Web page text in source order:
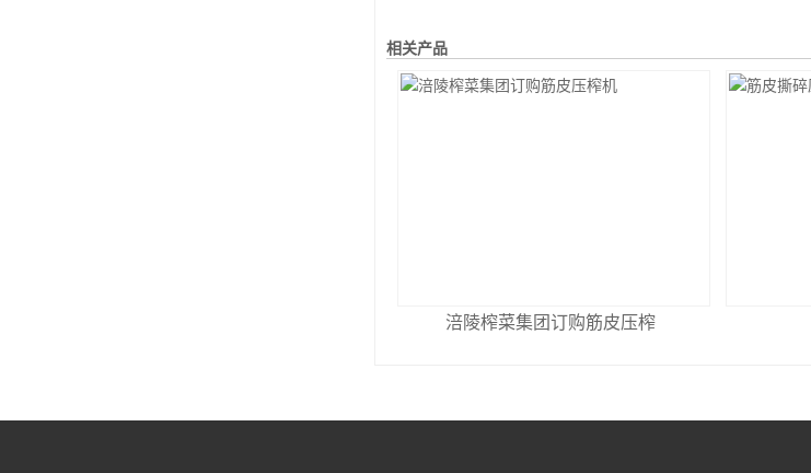
相关产品
涪陵榨菜集团订购筋皮压榨